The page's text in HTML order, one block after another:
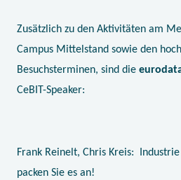
Zusätzlich zu den Aktivitäten am
Campus Mittelstand sowie den
Besuchsterminen, sind die
CeBIT-Speaker:
Frank Reinelt, Chris Kreis:
packen Sie es an!